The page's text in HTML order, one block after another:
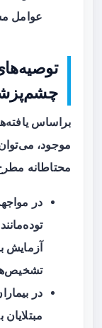
عوامل
براساس
موجود،
محتاطانه
در
توده‌مانند
آزمایش
در